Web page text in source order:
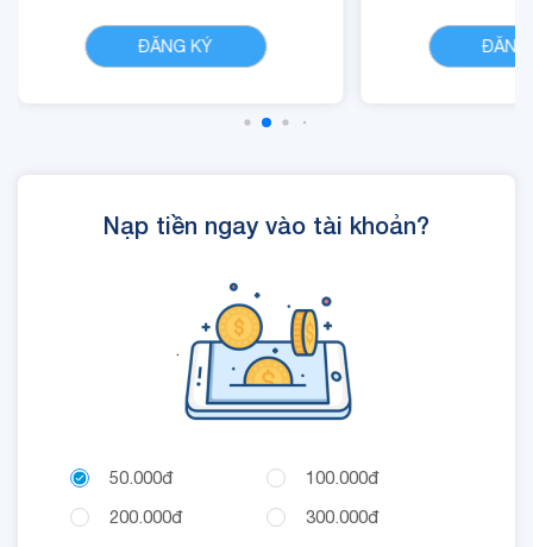
ĐĂNG KÝ ĐĂNG
Nạp tiền ngay vào tài khoản?
.
50.000đ
100.000đ
200.000đ
300.000đ